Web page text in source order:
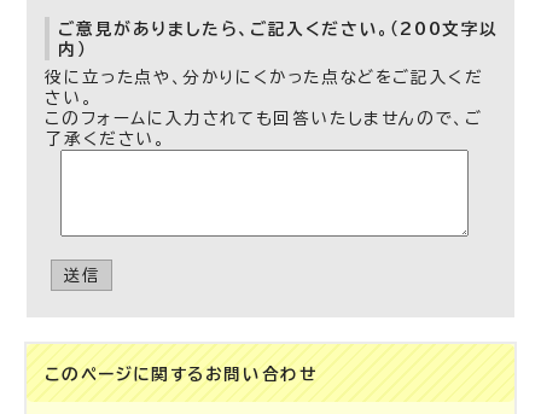
ご意見がありましたら、ご記入ください。（200文字以
内）
役に立った点や、分かりにくかった点などをご記入くだ
さい。
このフォームに入力されても回答いたしませんので、ご
了承ください。
送信
このページに関する お問い合わせ